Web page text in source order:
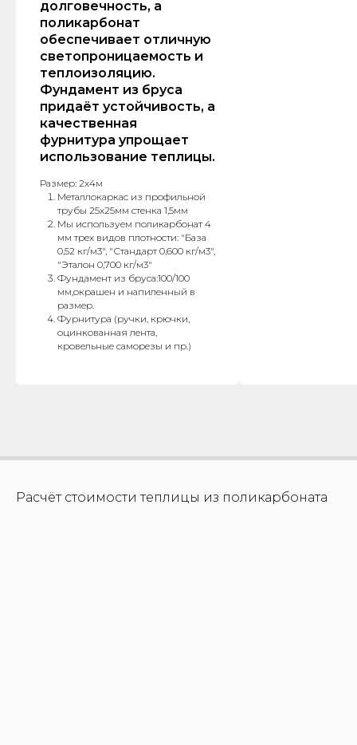
долговечность, а
поликарбонат
обеспечивает отличную
светопроницаемость и
теплоизоляцию.
Фундамент из бруса
придаёт устойчивость, а
качественная
фурнитура упрощает
использование теплицы.
Размер: 2х4м
Металлокаркас из профильной
трубы 25х25мм стенка 1,5мм
Мы используем поликарбонат 4
мм трех видов плотности: "База
0,52 кг/м3", "Стандарт 0,600 кг/м3",
"Эталон 0,700 кг/м3"
Фундамент из бруса:100/100
мм,окрашен и напиленный в
размер.
Фурнитура (ручки, крючки,
оцинкованная лента,
кровельные саморезы и пр.)
Расчёт стоимости теплицы из поликарбоната